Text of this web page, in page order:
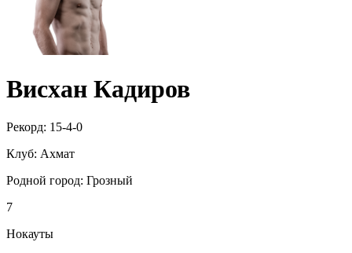
Висхан Кадиров
Рекорд: 15-4-0
Клуб: Ахмат
Родной город: Грозный
7
Нокауты